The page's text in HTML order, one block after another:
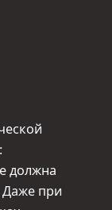
должна
Даже при